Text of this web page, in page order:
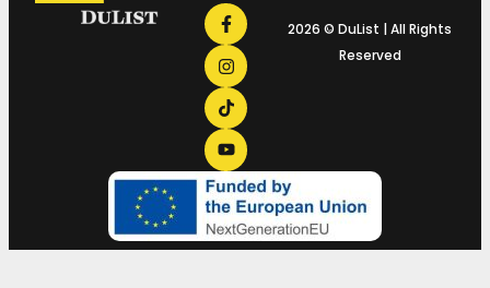
2026 © DuList | All Rights
Reserved